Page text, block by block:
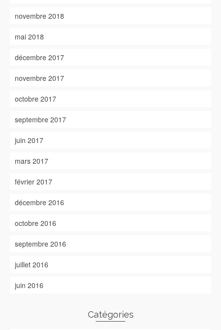
novembre 2018
mai 2018
décembre 2017
novembre 2017
octobre 2017
septembre 2017
juin 2017
mars 2017
février 2017
décembre 2016
octobre 2016
septembre 2016
juillet 2016
juin 2016
Catégories